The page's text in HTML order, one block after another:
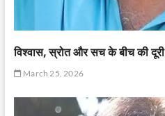
विश्वास, स्रोत और सच के बीच की दूरी
March 25, 2026